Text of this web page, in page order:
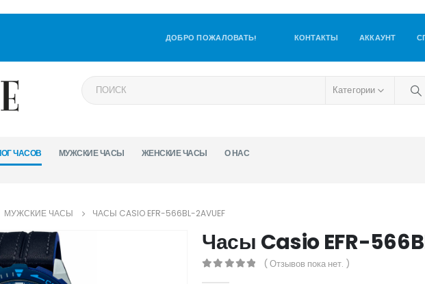
ДОБРО ПОЖАЛОВАТЬ! КОНТАКТЫ АККАУНТ
Категории
ЧАСОВ МУЖСКИЕ ЧАСЫ ЖЕНСКИЕ ЧАСЫ О НАС
МУЖСКИЕ ЧАСЫ ЧАСЫ CASIO EFR-566BL-2AVUEF
Часы Casio EFR-
( Отзывов пока нет. )